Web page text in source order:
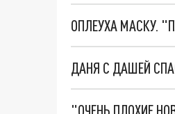
ОПЛЕУХА МАСКУ.
ДАНЯ С ДАШЕЙ